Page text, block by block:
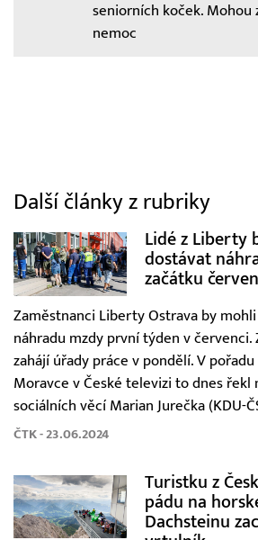
seniorních koček. Mohou
nemoc
Další články z rubriky
Lidé z Liberty
dostávat
začátku
Zaměstnanci Liberty Ostrava by
náhradu mzdy první týden v červenci.
zahájí úřady práce v pondělí. V pořadu
Moravce v České televizi to dnes řekl
sociálních věcí Marian Jurečka (KDU-
ČTK - 23.06.2024
Turistku z
pádu na
Dachsteinu